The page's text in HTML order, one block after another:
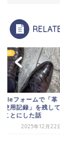
体験
フォームで「革
使用記録」を残して
ことにした話
2025年12月22